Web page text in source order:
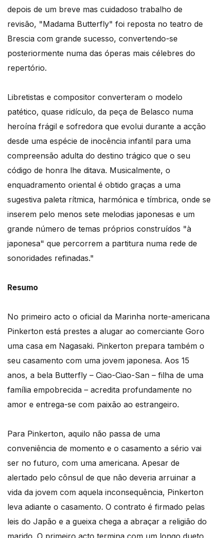
depois de um breve mas cuidadoso trabalho de
revisão, "Madama Butterfly" foi reposta no teatro de
Brescia com grande sucesso, convertendo-se
posteriormente numa das óperas mais célebres do
repertório.
Libretistas e compositor converteram o modelo
patético, quase ridículo, da peça de Belasco numa
heroína frágil e sofredora que evolui durante a acção
desde uma espécie de inocência infantil para uma
compreensão adulta do destino trágico que o seu
código de honra lhe ditava. Musicalmente, o
enquadramento oriental é obtido graças a uma
sugestiva paleta rítmica, harmónica e tímbrica, onde se
inserem pelo menos sete melodias japonesas e um
grande número de temas próprios construídos "à
japonesa" que percorrem a partitura numa rede de
sonoridades refinadas."
Resumo
No primeiro acto o oficial da Marinha norte-americana
Pinkerton está prestes a alugar ao comerciante Goro
uma casa em Nagasaki. Pinkerton prepara também o
seu casamento com uma jovem japonesa. Aos 15
anos, a bela Butterfly – Ciao-Ciao-San – filha de uma
família empobrecida – acredita profundamente no
amor e entrega-se com paixão ao estrangeiro.
Para Pinkerton, aquilo não passa de uma
conveniência de momento e o casamento a sério vai
ser no futuro, com uma americana. Apesar de
alertado pelo cônsul de que não deveria arruinar a
vida da jovem com aquela inconsequência, Pinkerton
leva adiante o casamento. O contrato é firmado pelas
leis do Japão e a gueixa chega a abraçar a religião do
marido. O primeiro acto termina com um longo dueto